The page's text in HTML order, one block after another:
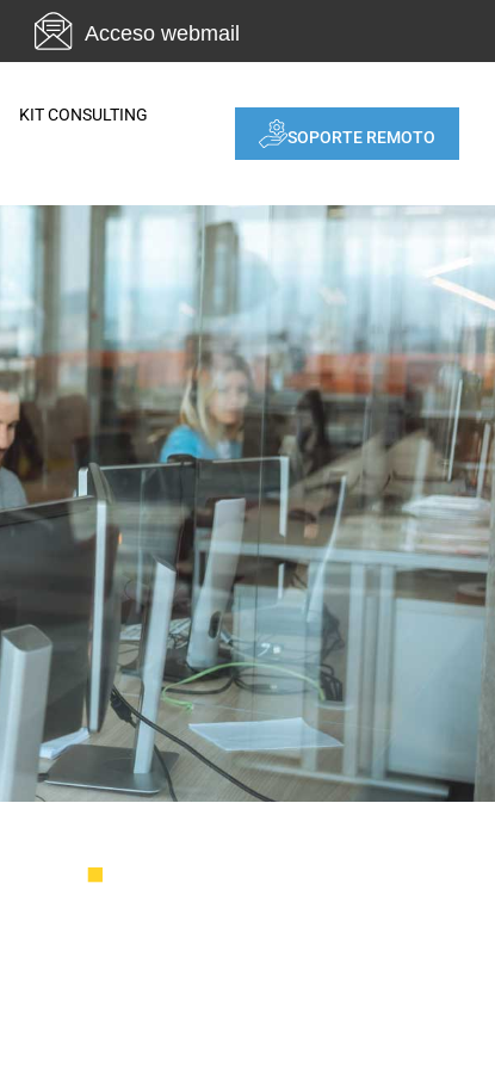
Acceso webmail
KIT CONSULTING
SOPORTE REMOTO